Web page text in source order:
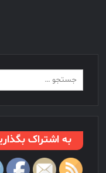
به اشتراک